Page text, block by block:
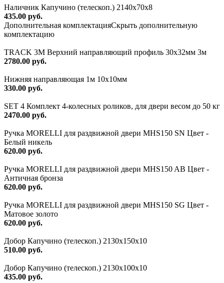
Наличник Капучино (телескоп.) 2140x70x8
435.00 руб.
Дополнительная комплектацияСкрыть дополнительную
комплектацию
TRACK 3M Верхний направляющий профиль 30х32мм 3м
2780.00 руб.
Нижняя направляющая 1м 10х10мм
330.00 руб.
SET 4 Комплект 4-колесных роликов, для двери весом до 50 кг
2470.00 руб.
Ручка MORELLI для раздвижной двери MHS150 SN Цвет -
Белый никель
620.00 руб.
Ручка MORELLI для раздвижной двери MHS150 AB Цвет -
Античная бронза
620.00 руб.
Ручка MORELLI для раздвижной двери MHS150 SG Цвет -
Матовое золото
620.00 руб.
Добор Капучино (телескоп.) 2130x150x10
510.00 руб.
Добор Капучино (телескоп.) 2130x100x10
435.00 руб.